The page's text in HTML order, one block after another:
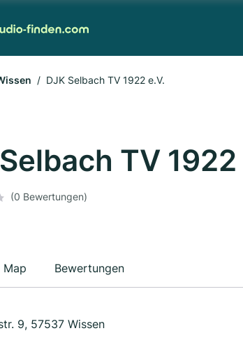
DJK Selbach TV 1922 e.V.
TV 1922
(0 Bewertungen)
Map Bewertungen
9, 57537 Wissen